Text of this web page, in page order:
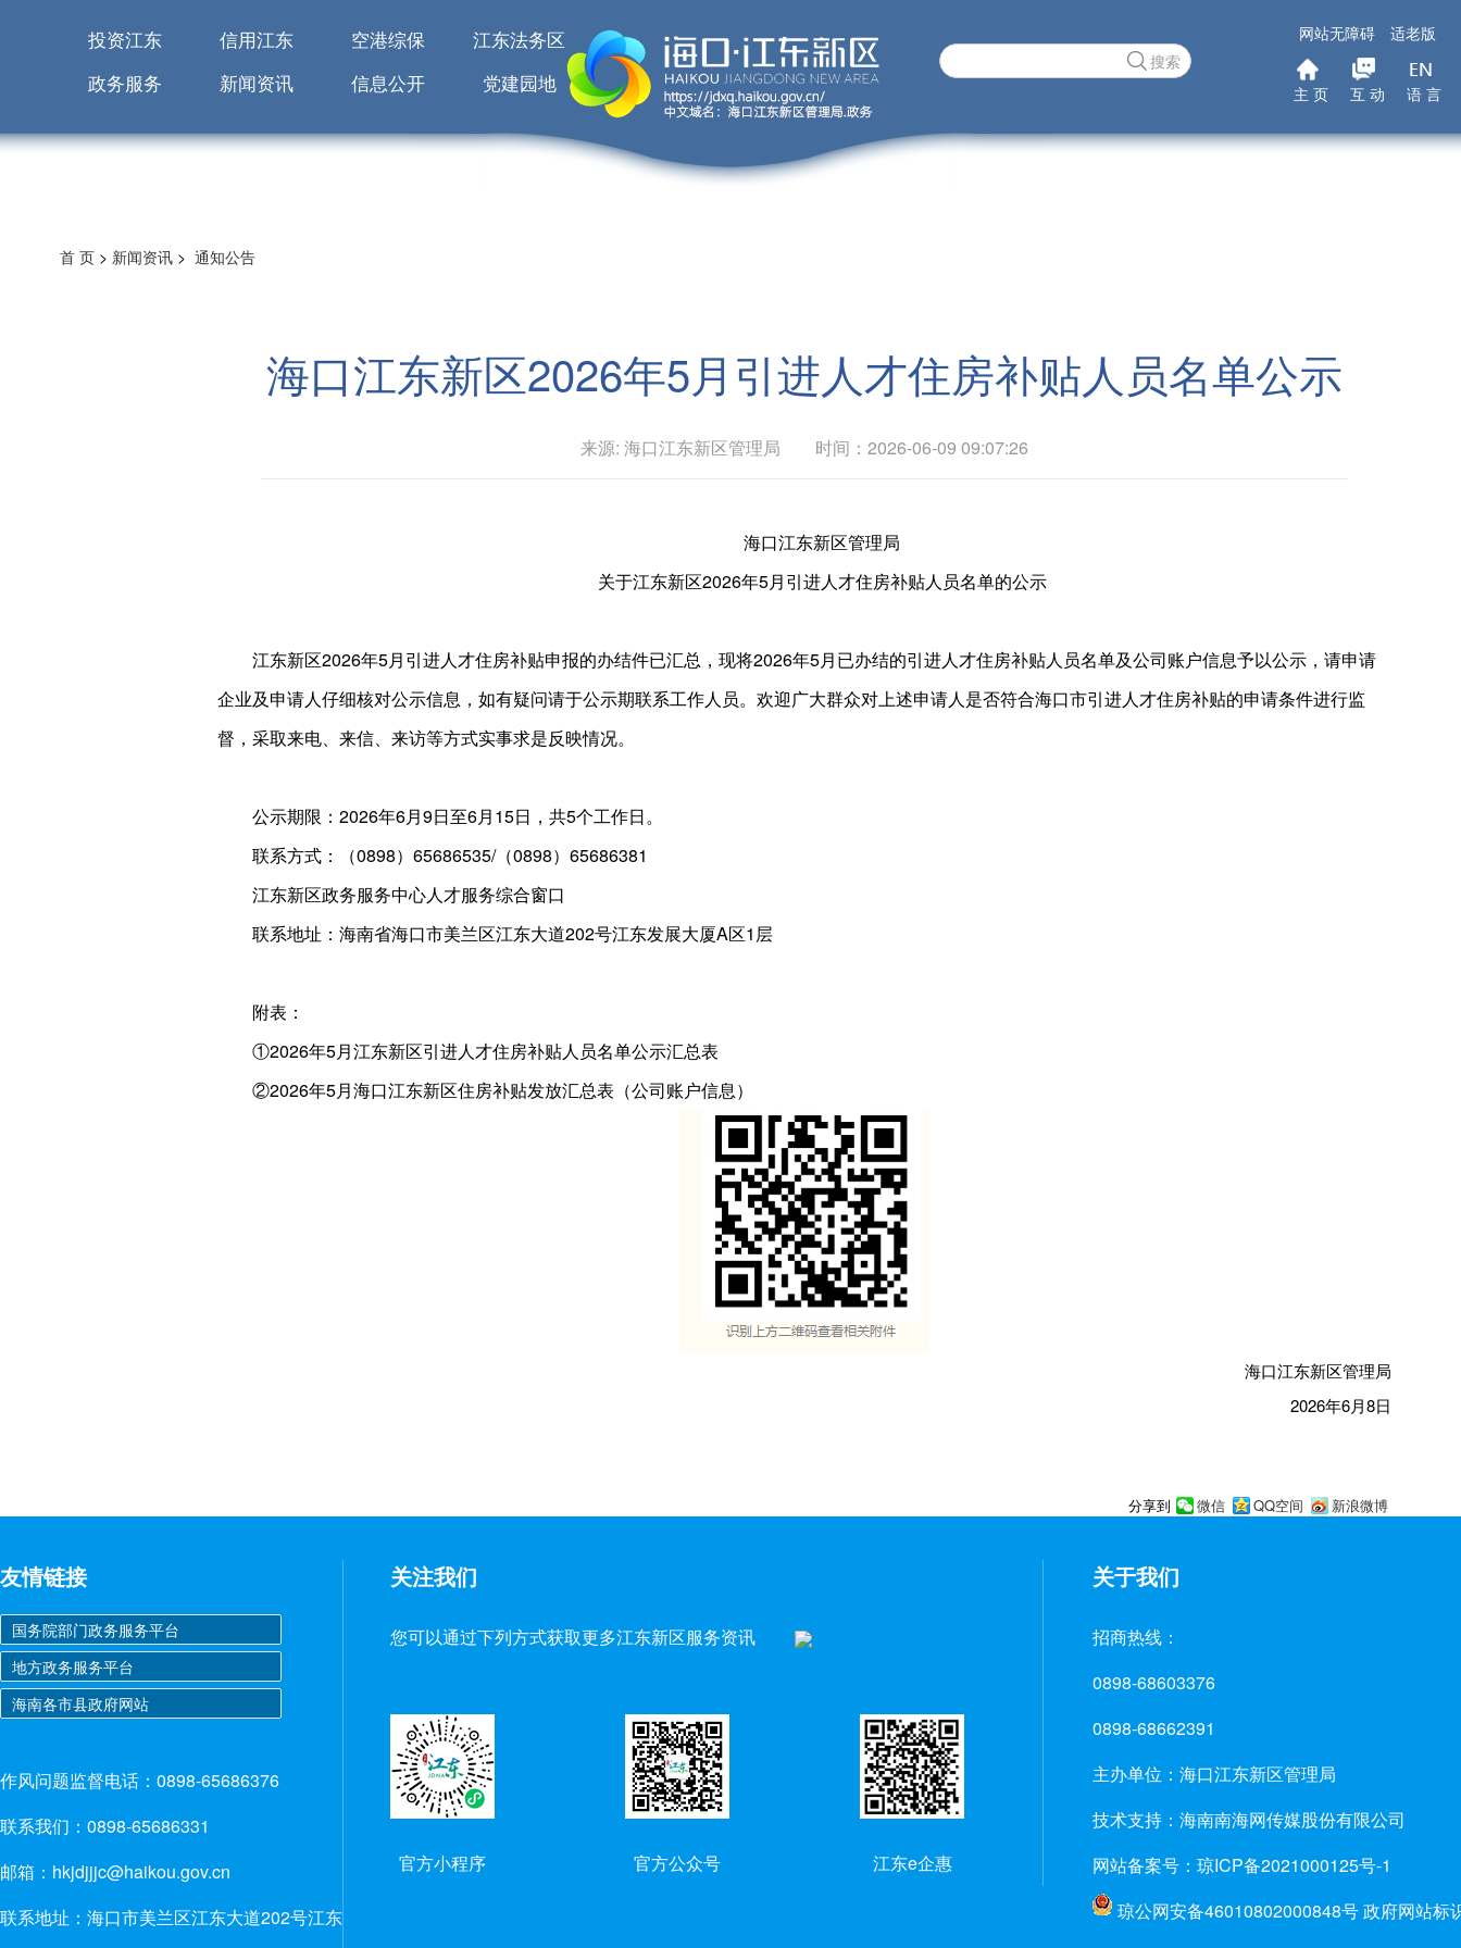
投资江东 信用江东 空港综保
江东法务区
政务服务
新闻资讯 信息公开 党建园地
搜索
网站无障碍 适老版
主 页 互 动 语 言
首 页 > 新闻资讯 > 通知公告
海口江东新区2026年5月引进人才住房补贴人员名单公示
来源: 海口江东新区管理局 时间：2026-06-09 09:07:26
海口江东新区管理局
关于江东新区2026年5月引进人才住房补贴人员名单的公示
江东新区2026年5月引进人才住房补贴申报的办结件已汇总，现将2026年5月已办结的引进人才住房补贴人员名单及公司账户信息予以公示，请申请
企业及申请人仔细核对公示信息，如有疑问请于公示期联系工作人员。欢迎广大群众对上述申请人是否符合海口市引进人才住房补贴的申请条件进行监
督，采取来电、来信、来访等方式实事求是反映情况。
公示期限：2026年6月9日至6月15日，共5个工作日。
联系方式：（0898）65686535/（0898）65686381
江东新区政务服务中心人才服务综合窗口
联系地址：海南省海口市美兰区江东大道202号江东发展大厦A区1层
附表：
①2026年5月江东新区引进人才住房补贴人员名单公示汇总表
②2026年5月海口江东新区住房补贴发放汇总表（公司账户信息）
海口江东新区管理局
2026年6月8日
分享到 微信 QQ空间 新浪微博
友情链接
作风问题监督电话：0898-65686376
联系我们：0898-65686331
邮箱：hkjdjjjc@haikou.gov.cn
联系地址：海口市美兰区江东大道202号江东
关注我们
您可以通过下列方式获取更多江东新区服务资讯
官方小程序 官方公众号 江东e企惠
关于我们
招商热线：
0898-68603376
0898-68662391
主办单位：海口江东新区管理局
技术支持：海南南海网传媒股份有限公司
网站备案号：琼ICP备2021000125号-1
琼公网安备46010802000848号政府网站标